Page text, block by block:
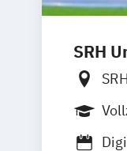
SRH